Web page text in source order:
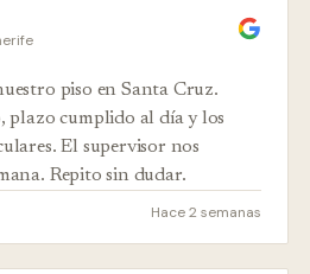
piso en Santa Cruz.
plazo cumplido al día y los
El supervisor nos
Repito sin dudar.
Hace 2 semanas